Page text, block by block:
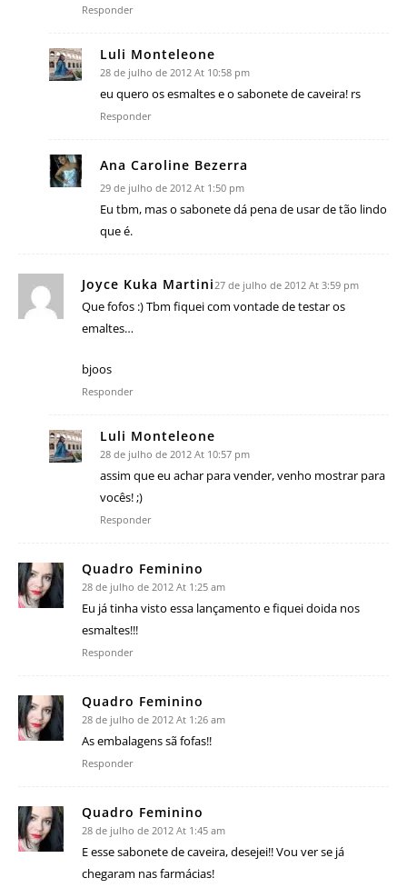
Responder
Luli Monteleone
28 de julho de 2012 At 10:58 pm
eu quero os esmaltes e o sabonete de caveira! rs
Responder
Ana Caroline Bezerra
29 de julho de 2012 At 1:50 pm
Eu tbm, mas o sabonete dá pena de usar de tão lindo
que é.
Joyce Kuka Martini27 de julho de 2012 At 3:59 pm
Que fofos :) Tbm fiquei com vontade de testar os
emaltes…
bjoos
Responder
Luli Monteleone
28 de julho de 2012 At 10:57 pm
assim que eu achar para vender, venho mostrar para
vocês! ;)
Responder
Quadro Feminino
28 de julho de 2012 At 1:25 am
Eu já tinha visto essa lançamento e fiquei doida nos
esmaltes!!!
Responder
Quadro Feminino
28 de julho de 2012 At 1:26 am
As embalagens sã fofas!!
Responder
Quadro Feminino
28 de julho de 2012 At 1:45 am
E esse sabonete de caveira, desejei!! Vou ver se já
chegaram nas farmácias!